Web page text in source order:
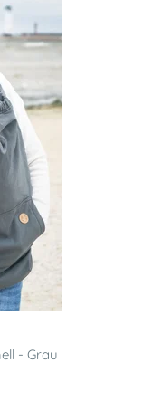
- Grau